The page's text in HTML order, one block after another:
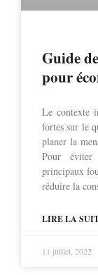
Guide
pour
Le contexte
fortes sur le
planer la
Pour
principaux
réduire la
LIRE LA
11 juillet, 2022